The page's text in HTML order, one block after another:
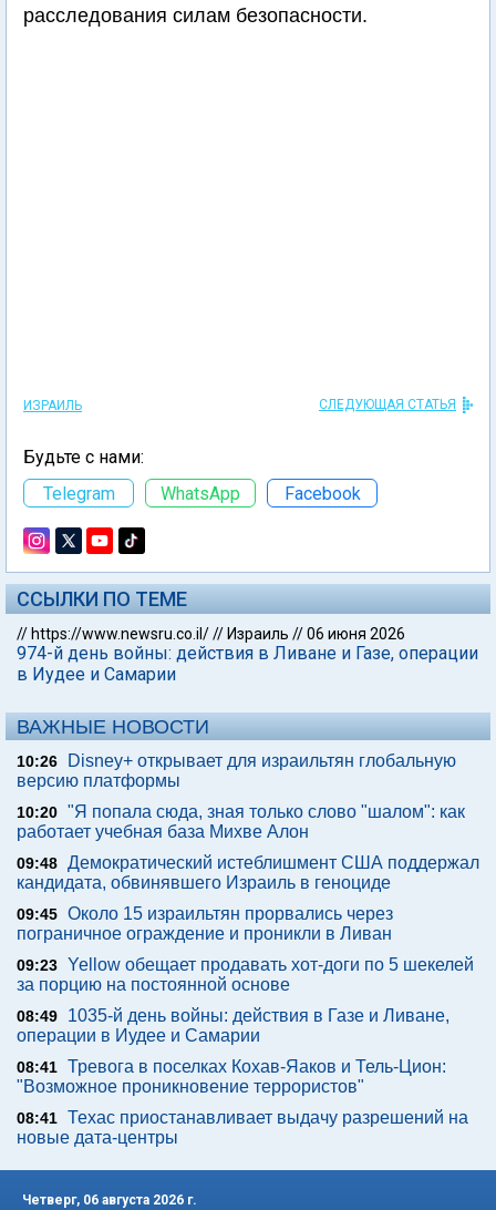
расследования силам безопасности.
ИЗРАИЛЬ СЛЕДУЮЩАЯ СТАТЬЯ
Будьте с нами:
Telegram
WhatsApp Facebook
ССЫЛКИ ПО ТЕМЕ
// https://www.newsru.co.il/// Израиль //06 июня 2026
974-й день войны: действия в Ливане и Газе, операции
в Иудее и Самарии
ВАЖНЫЕ НОВОСТИ
10:26
Disney+ открывает для израильтян глобальную
версию платформы
10:20 "Я попала сюда, зная только слово "шалом": как
работает учебная база Михве Алон
09:48 Демократический истеблишмент США поддержал
кандидата, обвинявшего Израиль в геноциде
09:45 Около 15 израильтян прорвались через
пограничное ограждение и проникли в Ливан
09:23 Yellow обещает продавать хот-доги по 5 шекелей
за порцию на постоянной основе
08:49
1035-й день войны: действия в Газе и Ливане,
операции в Иудее и Самарии
08:41 Тревога в поселках Кохав-Яаков и Тель-Цион:
"Возможное проникновение террористов"
08:41 Техас приостанавливает выдачу разрешений на
новые дата-центры
Четверг, 06 августа 2026 г.